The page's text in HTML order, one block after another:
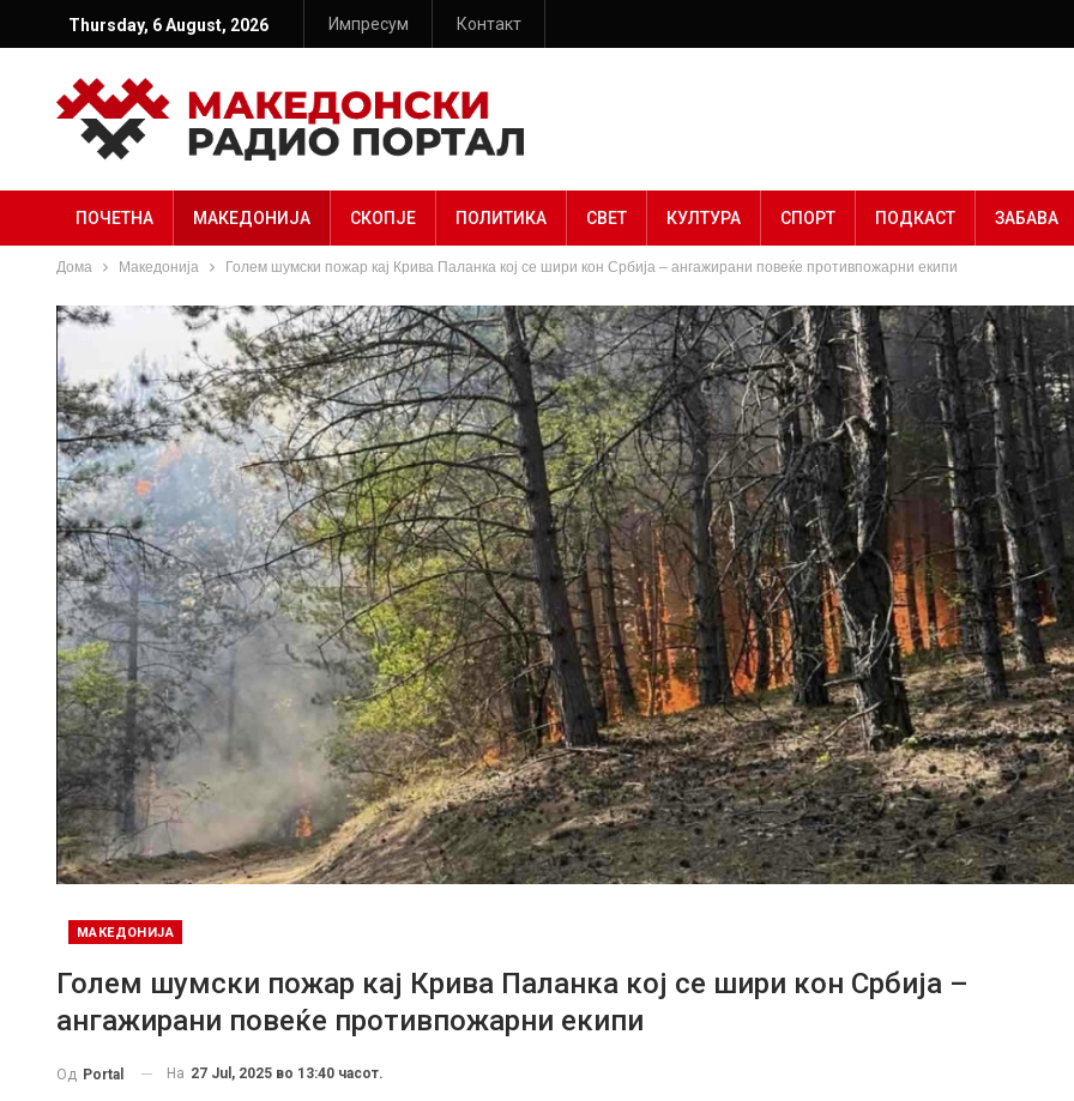
Thursday, 6 August, 2026 Импресум Контакт
ПОЧЕТНА МАКЕДОНИЈА СКОПЈЕ ПОЛИТИКА СВЕТ КУЛТУРА СПОРТ ПОДКАСТ ЗАБАВА
Дома Македонија Голем шумски пожар кај Крива Паланка кој се шири кон Србија – ангажирани повеќе противпожарни екипи
МАКЕДОНИЈА
Голем шумски пожар кај Крива Паланка кој се шири кон Србија –
ангажирани повеќе противпожарни екипи
Од Portal На 27 Jul, 2025 во 13:40 часот.